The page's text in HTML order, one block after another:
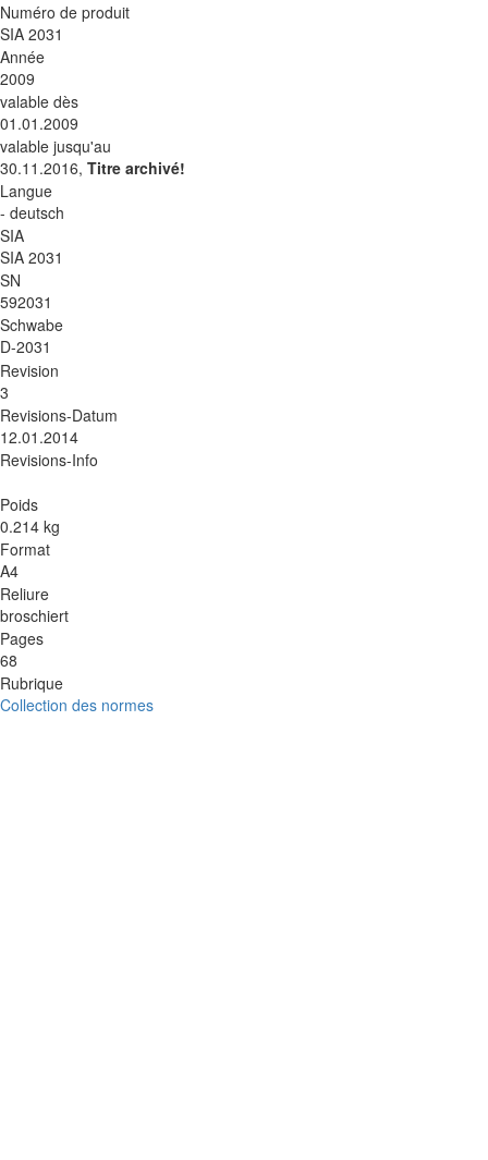
Numéro de produit
SIA 2031
Année
2009
valable dès
01.01.2009
valable jusqu'au
30.11.2016, Titre archivé!
Langue
- deutsch
SIA
SIA 2031
SN
592031
Schwabe
D-2031
Revision
3
Revisions-Datum
12.01.2014
Revisions-Info
Poids
0.214 kg
Format
A4
Reliure
broschiert
Pages
68
Rubrique
Collection des normes